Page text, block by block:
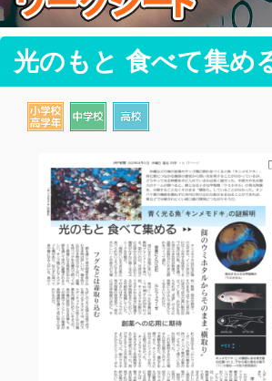
光のもと 食べて集め